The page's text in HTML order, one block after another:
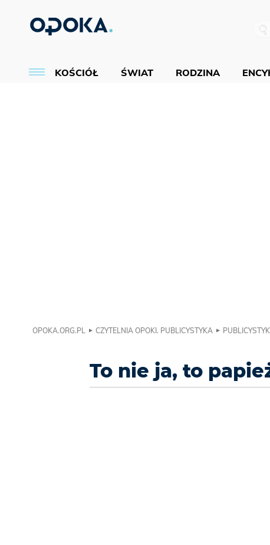
KOŚCIÓŁ ŚWIAT RODZINA
OPOKA.ORG.PL CZYTELNIA OPOKI. PUBLICYSTYKA
To nie ja, to